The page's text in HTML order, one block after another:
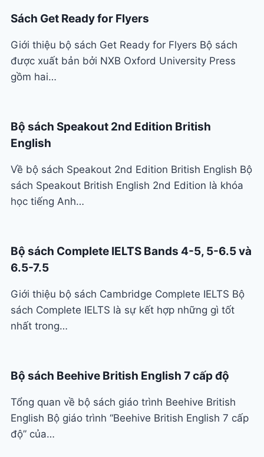
Sách Get Ready for Flyers
Giới thiệu bộ sách Get Ready for Flyers Bộ sách
được xuất bản bởi NXB Oxford University Press
gồm hai…
Bộ sách Speakout 2nd Edition British
English
Về bộ sách Speakout 2nd Edition British English Bộ
sách Speakout British English 2nd Edition là khóa
học tiếng Anh…
Bộ sách Complete IELTS Bands 4-5, 5-6.5 và
6.5-7.5
Giới thiệu bộ sách Cambridge Complete IELTS Bộ
sách Complete IELTS là sự kết hợp những gì tốt
nhất trong…
Bộ sách Beehive British English 7 cấp độ
Tổng quan về bộ sách giáo trình Beehive British
English Bộ giáo trình “Beehive British English 7 cấp
độ” của…